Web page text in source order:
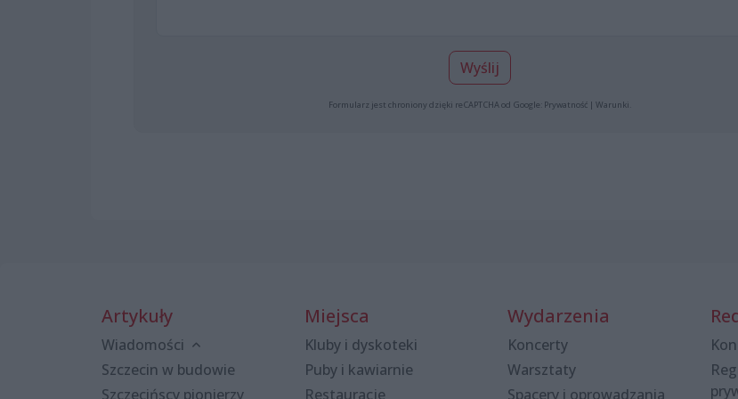
Wyślij
Formularz jest chroniony dzięki reCAPTCHA od Google: Prywatność| Warunki
Artykuły
Wiadomości
Szczecin w budowie
Szczecińscy pionierzy
Miejsca
Kluby i dyskoteki
Puby i kawiarnie
Restauracje
Wydarzenia
Koncerty
Warsztaty
Spacery i oprowadzania